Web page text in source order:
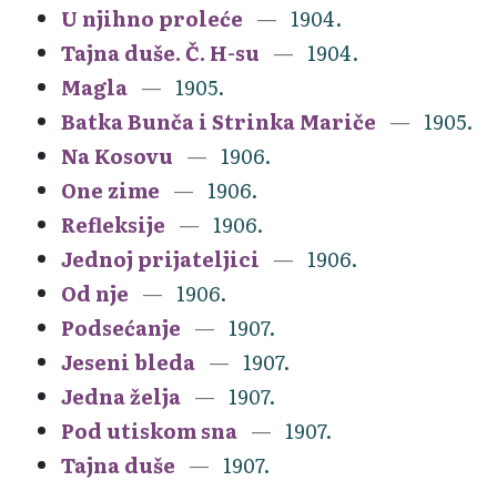
U njihno proleće
1904.
Tajna duše. Č. H-su
1904.
Magla
1905.
Batka Bunča i Strinka Mariče
1905.
Na Kosovu
1906.
One zime
1906.
Refleksije
1906.
Jednoj prijateljici
1906.
Od nje
1906.
Podsećanje
1907.
Jeseni bleda
1907.
Jedna želja
1907.
Pod utiskom sna
1907.
Tajna duše
1907.